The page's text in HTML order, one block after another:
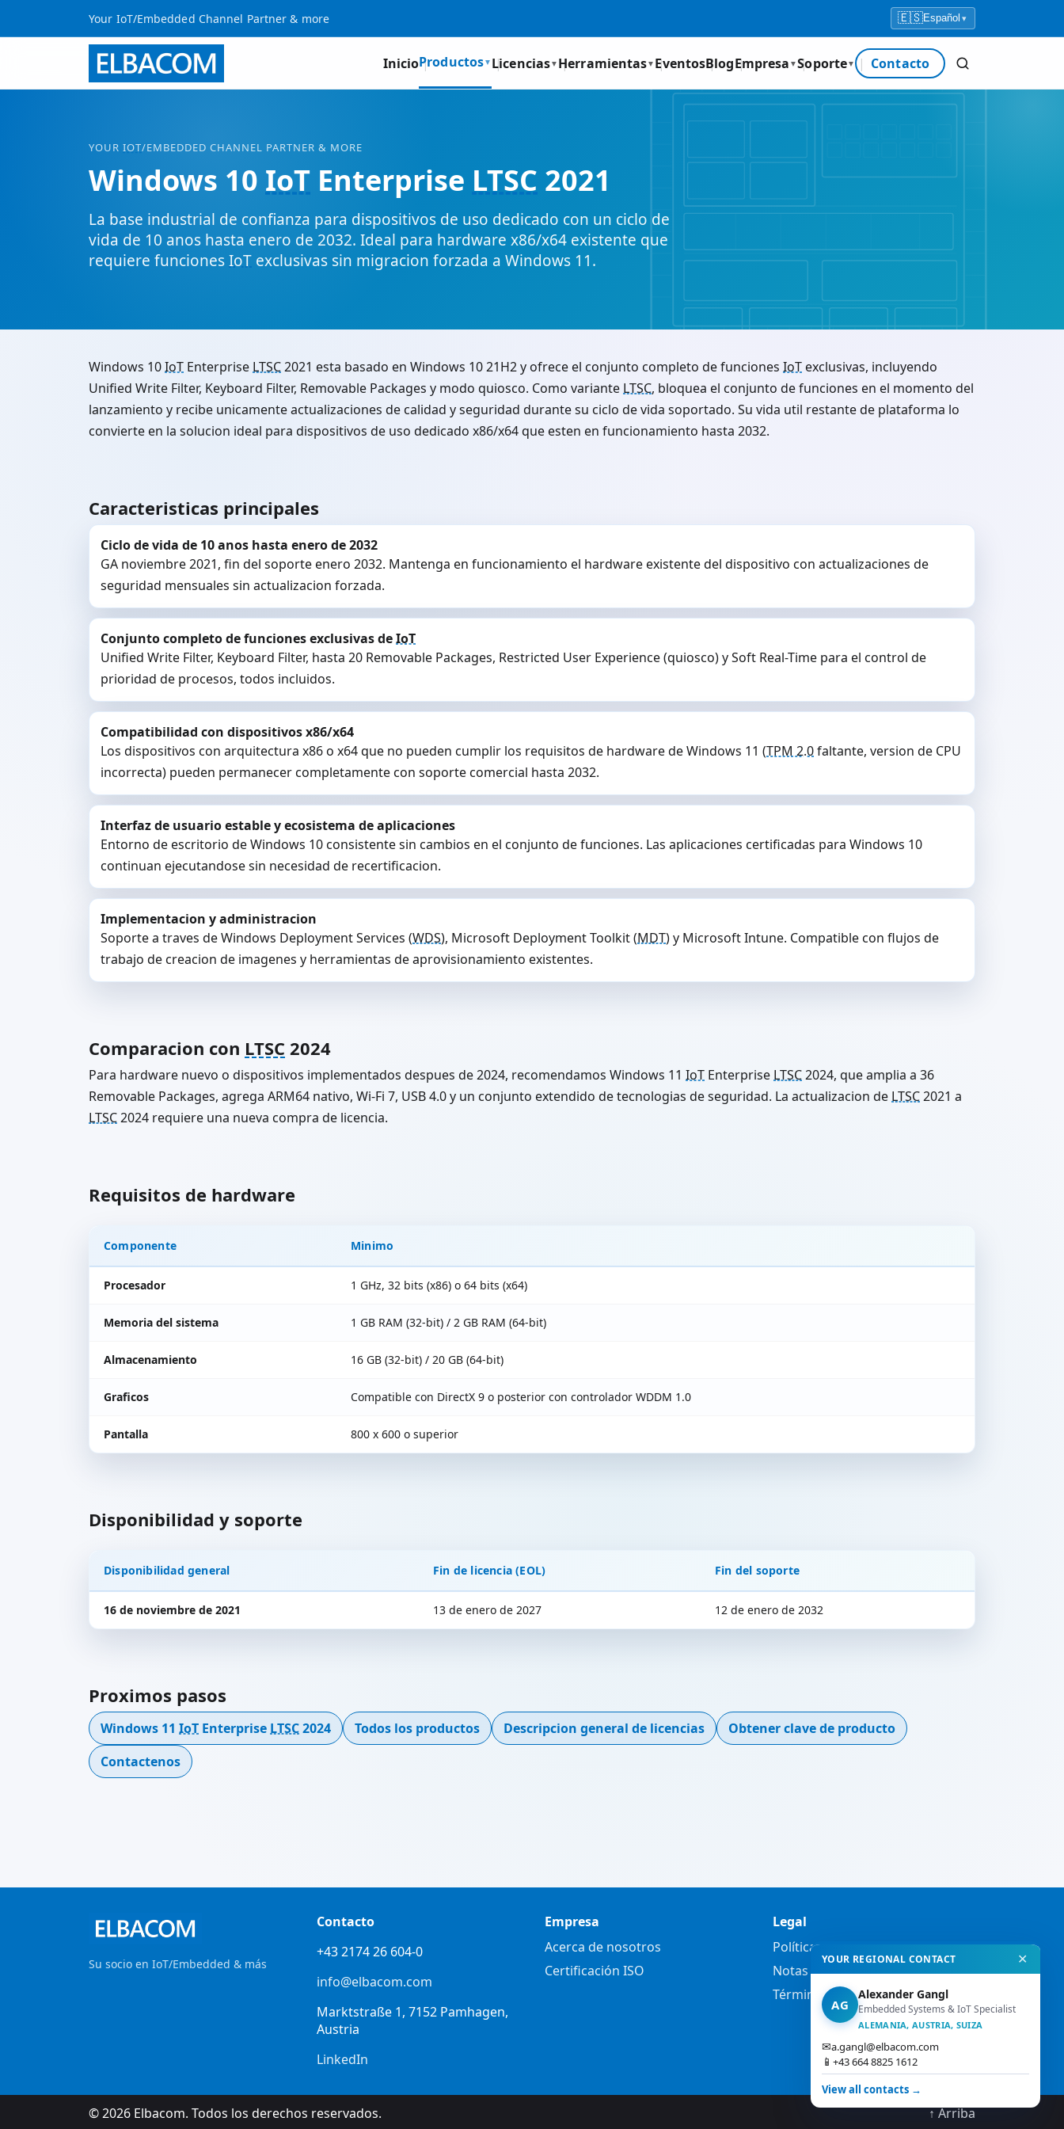
Your IoT/Embedded Channel Partner & more 🇪🇸Español ▾
InicioProductos▼ Licencias▼ Herramientas▼ EventosBlogEmpresa ▼Soporte▼ Contacto
YOUR IOT/EMBEDDED CHANNEL PARTNER & MORE
Windows 10 IoT Enterprise LTSC 2021
La base industrial de confianza para dispositivos de uso dedicado con un ciclo de
vida de 10 anos hasta enero de 2032. Ideal para hardware x86/x64 existente que
requiere funcionesIoT exclusivas sin migracion forzada a Windows 11.
Windows 10IoT Enterprise LTSC2021 esta basado en Windows 10 21H2 y ofrece el conjunto completo de funciones IoTexclusivas, incluyendo
Unified Write Filter, Keyboard Filter, Removable Packages y modo quiosco. Como variante LTSC, bloquea el conjunto de funciones en el momento del
lanzamiento y recibe unicamente actualizaciones de calidad y seguridad durante su ciclo de vida soportado. Su vida util restante de plataforma lo
convierte en la solucion ideal para dispositivos de uso dedicado x86/x64 que esten en funcionamiento hasta 2032.
Caracteristicas principales
Ciclo de vida de 10 anos hasta enero de 2032
GA noviembre 2021, fin del soporte enero 2032. Mantenga en funcionamiento el hardware existente del dispositivo con actualizaciones de
seguridad mensuales sin actualizacion forzada.
Conjunto completo de funciones exclusivas deIoT
Unified Write Filter, Keyboard Filter, hasta 20 Removable Packages, Restricted User Experience (quiosco) y Soft Real-Time para el control de
prioridad de procesos, todos incluidos.
Compatibilidad con dispositivos x86/x64
Los dispositivos con arquitectura x86 o x64 que no pueden cumplir los requisitos de hardware de Windows 11 (TPM 2.0faltante, version de CPU
incorrecta) pueden permanecer completamente con soporte comercial hasta 2032.
Interfaz de usuario estable y ecosistema de aplicaciones
Entorno de escritorio de Windows 10 consistente sin cambios en el conjunto de funciones. Las aplicaciones certificadas para Windows 10
continuan ejecutandose sin necesidad de recertificacion.
Implementacion y administracion
Soporte a traves de Windows Deployment Services (WDS), Microsoft Deployment Toolkit (MDT) y Microsoft Intune. Compatible con flujos de
trabajo de creacion de imagenes y herramientas de aprovisionamiento existentes.
Comparacion con LTSC 2024
Para hardware nuevo o dispositivos implementados despues de 2024, recomendamos Windows 11 IoT Enterprise LTSC2024, que amplia a 36
Removable Packages, agrega ARM64 nativo, Wi-Fi 7, USB 4.0 y un conjunto extendido de tecnologias de seguridad. La actualizacion de LTSC2021 a
LTSC2024 requiere una nueva compra de licencia.
Requisitos de hardware
Componente Minimo
Procesador 1 GHz, 32 bits (x86) o 64 bits (x64)
Memoria del sistema 1 GB RAM (32-bit) / 2 GB RAM (64-bit)
Almacenamiento 16 GB (32-bit) / 20 GB (64-bit)
Graficos Compatible con DirectX 9 o posterior con controlador WDDM 1.0
Pantalla 800 x 600 o superior
Disponibilidad y soporte
Disponibilidad general Fin de licencia (EOL) Fin del soporte
16 de noviembre de 2021 13 de enero de 2027 12 de enero de 2032
Proximos pasos
Windows 11 IoT Enterprise LTSC2024 Todos los productos Descripcion general de licencias
Obtener clave de producto
Contactenos
Su socio en IoT/Embedded & más
Contacto
+43 2174 26 604-0
info@elbacom.com
Marktstraße 1, 7152 Pamhagen,
Austria
LinkedIn
Empresa
Acerca de nosotros
Certificación ISO
Legal
Política de privacidad
Notas legales
Términos y condiciones
© 2026 Elbacom. Todos los derechos reservados. ↑ Arriba
YOUR REGIONAL CONTACT ✕
AG
Alexander Gangl
Embedded Systems & IoT Specialist
ALEMANIA, AUSTRIA, SUIZA
✉a.gangl@elbacom.com
📱 +43 664 8825 1612
View all contacts →